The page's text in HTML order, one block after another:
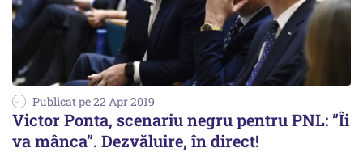
Publicat pe 22 Apr 2019
Victor Ponta, scenariu negru pentru PNL: ”Îi
va mânca”. Dezvăluire, în direct!